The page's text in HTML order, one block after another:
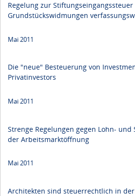
Regelung zur Stiftungseingangssteuer
Grundstückswidmungen
Mai 2011
Die "neue" Besteuerung von
Privatinvestors
Mai 2011
Strenge Regelungen gegen Lohn-
der Arbeitsmarktöffnung
Mai 2011
Architekten sind steuerrechtlich in